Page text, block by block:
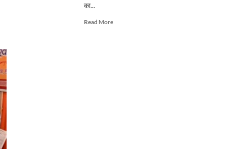
का...
Read MoreRead